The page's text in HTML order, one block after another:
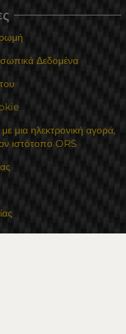
Δεδομένα
μια ηλεκτρονική αγορά,
ιστότοπο ORS